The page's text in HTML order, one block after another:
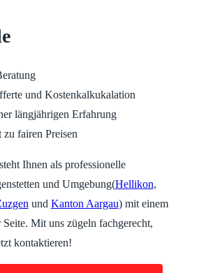
und Kostenkalkukalation
längjährigen Erfahrung
fairen Preisen
Ihnen als professionelle
und Umgebung(Hellikon,
und Kanton Aargau) mit einem
Mit uns zügeln fachgerecht,
kontaktieren!